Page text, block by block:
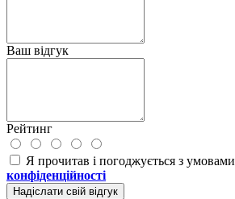
Ваш відгук
Рейтинг
Я прочитав і погоджується з умовами
конфіденційності
Надіслати свій відгук